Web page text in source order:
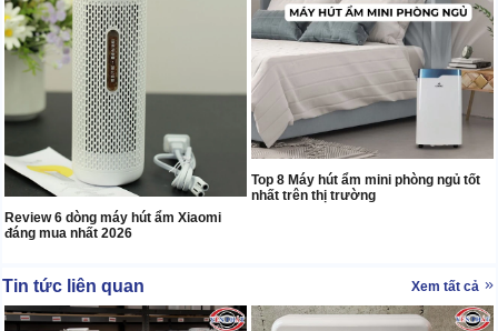
Review 6 dòng máy hút ẩm Xiaomi
đáng mua nhất 2026
Top 8 Máy hút ẩm mini phòng ngủ tốt
nhất trên thị trường
Tin tức liên quan Xem tất cả